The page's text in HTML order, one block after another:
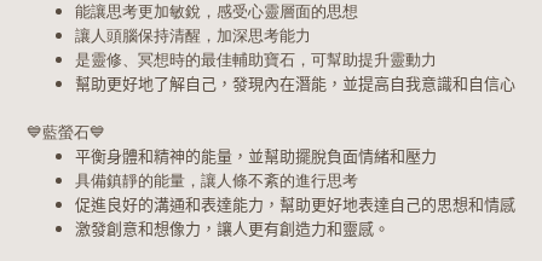
能讓思考更加敏銳，感受心靈層面的思想
讓人頭腦保持清醒，加深思考能力
是靈修、冥想時的最佳輔助寶石，可幫助提升靈動力
幫助更好地了解自己，發現內在潛能，並提高自我意識和自信心
💙藍螢石💙
平衡身體和精神的能量，並幫助擺脫負面情緒和壓力
具備鎮靜的能量，讓人條不紊的進行思考
促進良好的溝通和表達能力，幫助更好地表達自己的思想和情感
激發創意和想像力，讓人更有創造力和靈感。